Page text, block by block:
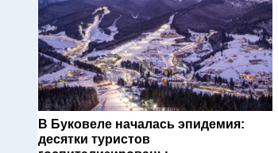
В Буковеле началась эпидемия:
десятки туристов